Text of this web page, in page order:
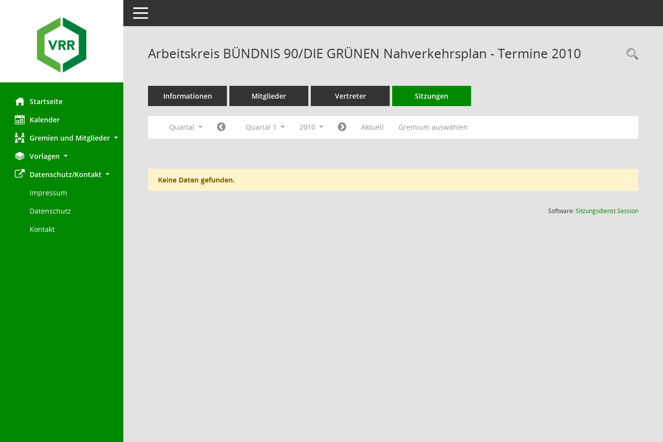
Startseite
Kalender
Gremien und Mitglieder
Vorlagen
Datenschutz/Kontakt
Impressum
Datenschutz
Kontakt
Toggle navigation
Arbeitskreis BÜNDNIS 90/DIE GRÜNEN Nahverkehrsplan - Termine 2010
Informationen Mitglieder Vertreter Sitzungen
Quartal Quartal 1 2010 Aktuell Gremium auswählen
Keine Daten gefunden.
Software:SitzungsdienstSession(Wird in